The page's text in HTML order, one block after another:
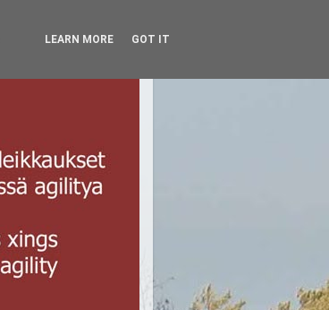
LEARN MORE GOT IT